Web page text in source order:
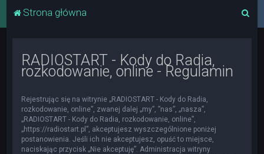
Strona główna
RADIOSTART - Kody do Radia,
rozkodowanie, online - Regulamin
Rejestrując się na witrynie „RADIOSTART - Kody do Radia,
rozkodowanie, online”, zwanej dalej „my”, ”nas”, „nasza”,
„RADIOSTART - Kody do Radia, rozkodowanie, online”,
„https://radiostart.pl”, akceptujesz wyszczególnione poniżej
postanowienia. Jeśli ich nie akceptujesz, opuść to miejsce,
naciskając przycisk „Nie akceptuję”. Administracja witryny